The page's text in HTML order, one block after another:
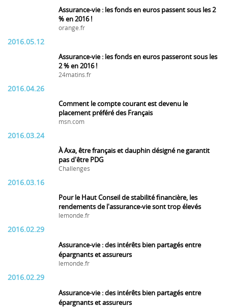
Assurance-vie : les fonds en euros passent sous les 2
% en 2016 !
orange.fr
2016.05.12
Assurance-vie : les fonds en euros passeront sous les
2 % en 2016 !
24matins.fr
2016.04.26
Comment le compte courant est devenu le
placement préféré des Français
msn.com
2016.03.24
À Axa, être français et dauphin désigné ne garantit
pas d'être PDG
Challenges
2016.03.16
Pour le Haut Conseil de stabilité financière, les
rendements de l'assurance-vie sont trop élevés
lemonde.fr
2016.02.29
Assurance-vie : des intérêts bien partagés entre
épargnants et assureurs
lemonde.fr
2016.02.29
Assurance-vie : des intérêts bien partagés entre
épargnants et assureurs